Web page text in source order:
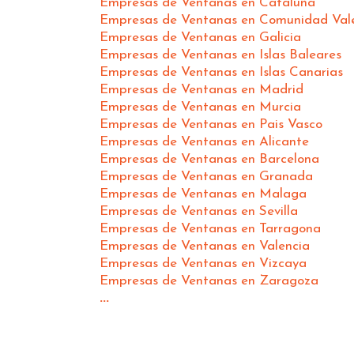
Empresas de Ventanas en Comunidad
Empresas de Ventanas en Galicia
Empresas de Ventanas en Islas Baleares
Empresas de Ventanas en Islas Canarias
Empresas de Ventanas en Madrid
Empresas de Ventanas en Murcia
Empresas de Ventanas en Pais Vasco
Empresas de Ventanas en Alicante
Empresas de Ventanas en Barcelona
Empresas de Ventanas en Granada
Empresas de Ventanas en Malaga
Empresas de Ventanas en Sevilla
Empresas de Ventanas en Tarragona
Empresas de Ventanas en Valencia
Empresas de Ventanas en Vizcaya
Empresas de Ventanas en Zaragoza
...